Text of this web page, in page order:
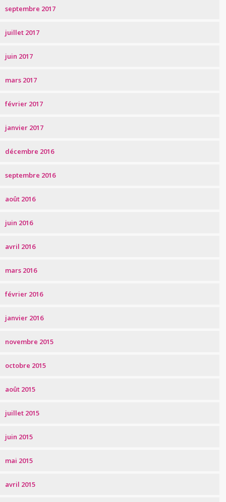
septembre 2017
juillet 2017
juin 2017
mars 2017
février 2017
janvier 2017
décembre 2016
septembre 2016
août 2016
juin 2016
avril 2016
mars 2016
février 2016
janvier 2016
novembre 2015
octobre 2015
août 2015
juillet 2015
juin 2015
mai 2015
avril 2015